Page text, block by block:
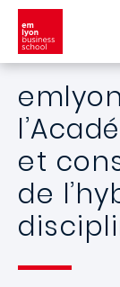
Aller au contenu
et
de